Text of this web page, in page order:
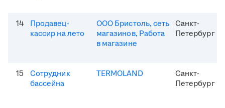
14
Продавец-
кассир на лето
ООО Бристоль, сеть
магазинов, Работа
в магазине
Санкт-
Петербург
15
Сотрудник
бассейна
TERMOLAND
Санкт-
Петербург